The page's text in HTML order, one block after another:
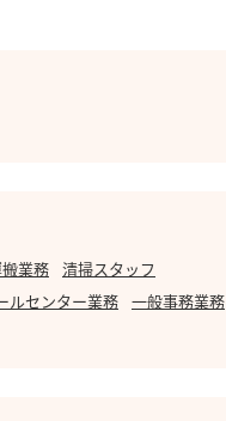
業務 清掃スタッフ
ルセンター業務 一般事務業務